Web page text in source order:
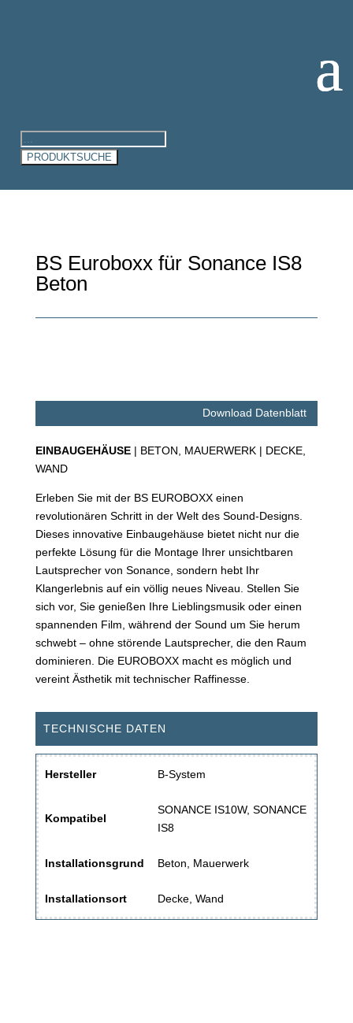
search
PRODUKTSUCHE
BS Euroboxx für Sonance IS8
Beton
Download Datenblatt
EINBAUGEHÄUSE| BETON, MAUERWERK | DECKE,
WAND
Erleben Sie mit der BS EUROBOXX einen
revolutionären Schritt in der Welt des Sound-Designs.
Dieses innovative Einbaugehäuse bietet nicht nur die
perfekte Lösung für die Montage Ihrer unsichtbaren
Lautsprecher von Sonance, sondern hebt Ihr
Klangerlebnis auf ein völlig neues Niveau. Stellen Sie
sich vor, Sie genießen Ihre Lieblingsmusik oder einen
spannenden Film, während der Sound um Sie herum
schwebt – ohne störende Lautsprecher, die den Raum
dominieren. Die EUROBOXX macht es möglich und
vereint Ästhetik mit technischer Raffinesse.
TECHNISCHE DATEN
Hersteller B-System
Kompatibel
SONANCE IS10W, SONANCE
IS8
Installationsgrund Beton, Mauerwerk
Installationsort Decke, Wand